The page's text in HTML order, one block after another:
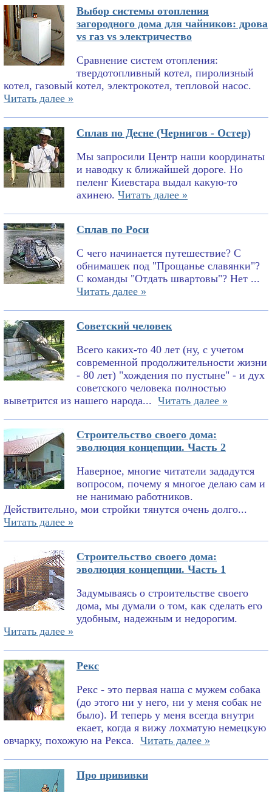
Выбор системы отопления
загородного дома для чайников: дрова
vs газ vs электричество
Сравнение систем отопления:
твердотопливный котел, пиролизный
котел, газовый котел, электрокотел, тепловой насос.
Читать далее »
Сплав по Десне (Чернигов - Остер)
Мы запросили Центр наши координаты
и наводку к ближайшей дороге. Но
пеленг Киевстара выдал какую-то
ахинею. Читать далее »
Сплав по Роси
С чего начинается путешествие? С
обнимашек под "Прощанье славянки"?
С команды "Отдать швартовы"? Нет ...
Читать далее »
Советский человек
Всего каких-то 40 лет (ну, с учетом
современной продолжительности жизни
- 80 лет) "хождения по пустыне" - и дух
советского человека полностью
выветрится из нашего народа... Читать далее »
Строительство своего дома:
эволюция концепции. Часть 2
Наверное, многие читатели зададутся
вопросом, почему я многое делаю сам и
не нанимаю работников.
Действительно, мои стройки тянутся очень долго...
Читать далее »
Строительство своего дома:
эволюция концепции. Часть 1
Задумываясь о строительстве своего
дома, мы думали о том, как сделать его
удобным, надежным и недорогим.
Читать далее »
Рекс
Рекс - это первая наша с мужем собака
(до этого ни у него, ни у меня собак не
было). И теперь у меня всегда внутри
екает, когда я вижу лохматую немецкую
овчарку, похожую на Рекса. Читать далее »
Про прививки